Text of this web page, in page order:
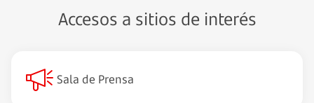
Accesos a sitios de interés
Sala de Prensa